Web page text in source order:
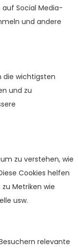
auf Social Media-
und andere
die wichtigsten
und zu
zu verstehen, wie
Cookies helfen
Metriken wie
usw.
relevante